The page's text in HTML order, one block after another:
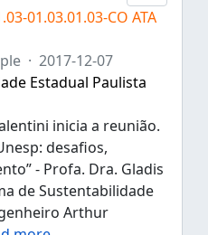
01.03.01.03-CO ATA
· 2017-12-07
Estadual Paulista
inicia a reunião.
desafios,
- Profa. Dra. Gladis
de Sustentabilidade
Arthur